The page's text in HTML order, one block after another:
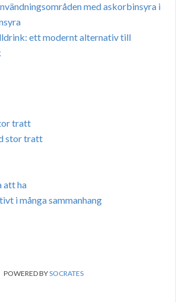
med askorbinsyra i
ett modernt alternativ till
tratt
stor tratt
att ha
i många sammanhang
POWERED BYSOCRATES